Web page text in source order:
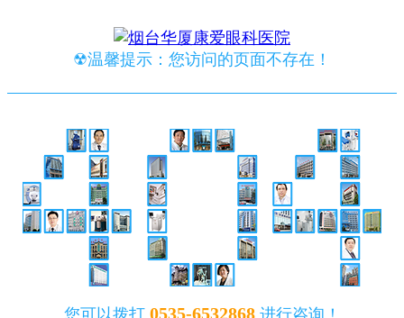
☢温馨提示：您访问的页面不存在！
您可以拨打 0535-6532868进行咨询！